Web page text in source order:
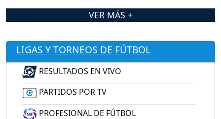
VER MÁS +
LIGAS Y TORNEOS DE FÚTBOL
RESULTADOS EN VIVO
PARTIDOS POR TV
PROFESIONAL DE FÚTBOL